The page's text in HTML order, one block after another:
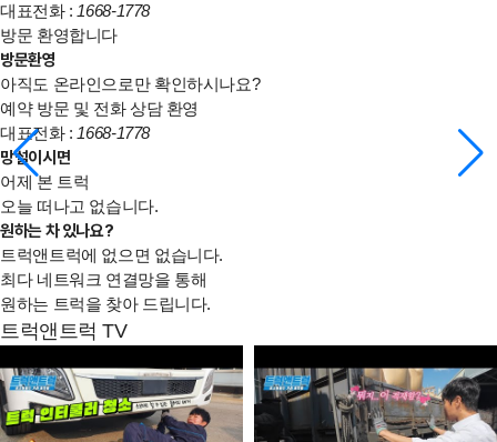
대표전화 : 1668-1778
방문 환영합니다
방문환영
아직도 온라인으로만 확인하시나요?
예약 방문 및 전화 상담 환영
대표전화 : 1668-1778
망설이시면
어제 본 트럭
오늘 떠나고 없습니다.
원하는 차 있나요?
트럭앤트럭에 없으면 없습니다.
최다 네트워크 연결망을 통해
원하는 트럭을 찾아 드립니다.
트럭앤트럭 TV